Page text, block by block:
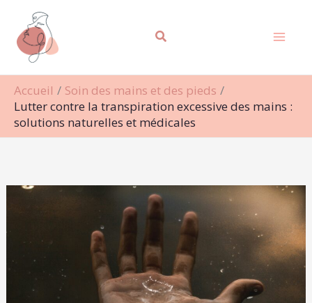
contenu
Accueil
Soin des mains et des pieds
Lutter contre la transpiration excessive des mains :
solutions naturelles et médicales
Rechercher